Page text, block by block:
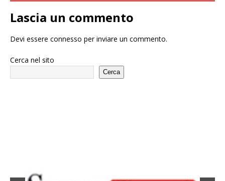
Lascia un commento
Devi essere connesso per inviare un commento.
Cerca nel sito
Cerca